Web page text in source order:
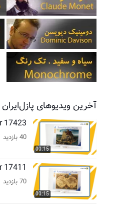
آخرین ویدیوهای پازل‌ایران
00:15
17423
40 بازدید
00:15
17411
70 بازدید